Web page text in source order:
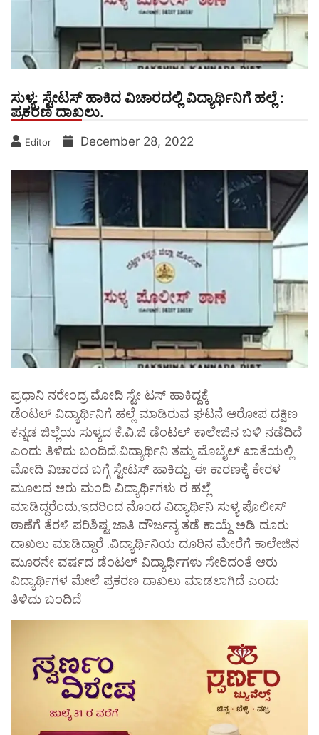
ಸುಳ್ಯ: ಸ್ಟೇಟಸ್ ಹಾಕಿದ ವಿಚಾರದಲ್ಲಿ ವಿದ್ಯಾರ್ಥಿನಿಗೆ ಹಲ್ಲೆ :
ಪ್ರಕರಣ ದಾಖಲು.
Editor December 28, 2022
ಪ್ರಧಾನಿ ನರೇಂದ್ರ ಮೋದಿ ಸ್ಟೇ ಟಸ್ ಹಾಕಿದ್ದಕ್ಕೆ
ಡೆಂಟಲ್ ವಿದ್ಯಾರ್ಥಿನಿಗೆ ಹಲ್ಲೆ ಮಾಡಿರುವ ಘಟನೆ ಆರೋಪ ದಕ್ಷಿಣ
ಕನ್ನಡ ಜಿಲ್ಲೆಯ ಸುಳ್ಯದ ಕೆ.ವಿ.ಜಿ ಡೆಂಟಲ್ ಕಾಲೇಜಿನ ಬಳಿ ನಡೆದಿದೆ
ಎಂದು ತಿಳಿದು ಬಂದಿದೆ.ವಿದ್ಯಾರ್ಥಿನಿ ತಮ್ಮ ಮೊಬೈಲ್ ಖಾತೆಯಲ್ಲಿ
ಮೋದಿ ವಿಚಾರದ ಬಗ್ಗೆ ಸ್ಟೇಟಸ್ ಹಾಕಿದ್ದು, ಈ ಕಾರಣಕ್ಕೆ ಕೇರಳ
ಮೂಲದ ಆರು ಮಂದಿ ವಿದ್ಯಾರ್ಥಿಗಳು ರ ಹಲ್ಲೆ
ಮಾಡಿದ್ದರೆಂದು,ಇದರಿಂದ ನೊಂದ ವಿದ್ಯಾರ್ಥಿನಿ ಸುಳ್ಯ ಪೊಲೀಸ್
ಠಾಣೆಗೆ ತೆರಳಿ ಪರಿಶಿಷ್ಟ ಜಾತಿ ದೌರ್ಜನ್ಯ ತಡೆ ಕಾಯ್ದೆ ಅಡಿ ದೂರು
ದಾಖಲು ಮಾಡಿದ್ದಾರೆ .ವಿದ್ಯಾರ್ಥಿನಿಯ ದೂರಿನ ಮೇರೆಗೆ ಕಾಲೇಜಿನ
ಮೂರನೇ ವರ್ಷದ ಡೆಂಟಲ್ ವಿದ್ಯಾರ್ಥಿಗಳು ಸೇರಿದಂತೆ ಆರು
ವಿದ್ಯಾರ್ಥಿಗಳ ಮೇಲೆ ಪ್ರಕರಣ ದಾಖಲು ಮಾಡಲಾಗಿದೆ ಎಂದು
ತಿಳಿದು ಬಂದಿದೆ